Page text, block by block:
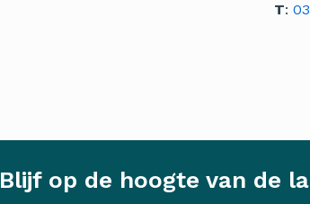
T:
Blijf op de hoogte van de